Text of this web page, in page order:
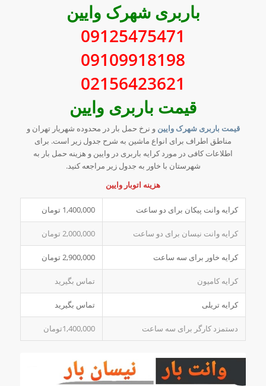
باربری شهرک وایین
09125475471
09109918198
02156423621
قیمت باربری وایین
قیمت باربری شهرک وایینو نرخ حمل بار در محدوده شهریار تهران و
مناطق اطراف برای انواع ماشین به شرح جدول زیر است. برای
اطلاعات کافی در مورد کرایه باربری در وایین و هزینه حمل بار به
شهرستان با خاور به جدول زیر مراجعه کنید.
هزینه اتوبار وایین
کرایه وانت پیکان برای دو ساعت 1,400,000 تومان
کرایه وانت نیسان برای دو ساعت 2,000,000 تومان
کرایه خاور برای سه ساعت 2,900,000 تومان
کرایه کامیون تماس بگیرید
کرایه تریلی تماس بگیرید
دستمزد کارگر برای سه ساعت 1,400,000تومان